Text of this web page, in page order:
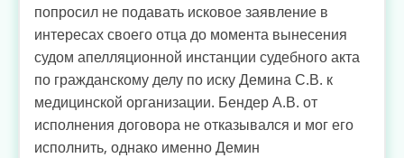
попросил не подавать исковое заявление в
интересах своего отца до момента вынесения
судом апелляционной инстанции судебного акта
по гражданскому делу по иску Демина С.В. к
медицинской организации. Бендер А.В. от
исполнения договора не отказывался и мог его
исполнить, однако именно Демин